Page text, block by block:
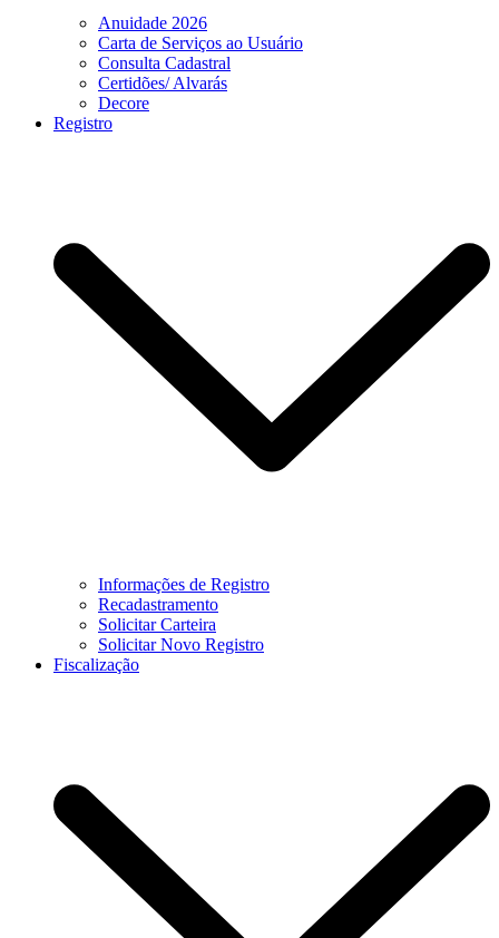
Anuidade 2026
Carta de Serviços ao Usuário
Consulta Cadastral
Certidões/ Alvarás
Decore
Registro
Informações de Registro
Recadastramento
Solicitar Carteira
Solicitar Novo Registro
Fiscalização